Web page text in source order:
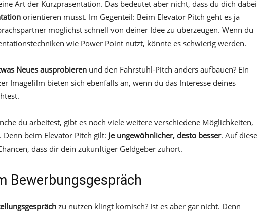
Art der Kurzpräsentation. Das bedeutet aber nicht, dass du dich dabei
orientieren musst. Im Gegenteil: Beim Elevator Pitch geht es ja
möglichst schnell von deiner Idee zu überzeugen. Wenn du
wie Power Point nutzt, könnte es schwierig werden.
Neues ausprobieren und den Fahrstuhl-Pitch anders aufbauen? Ein
Imagefilm bieten sich ebenfalls an, wenn du das Interesse deines
du arbeitest, gibt es noch viele weitere verschiedene Möglichkeiten,
beim Elevator Pitch gilt: Je ungewöhnlicher, desto besser. Auf diese
dass dir dein zukünftiger Geldgeber zuhört.
Bewerbungsgespräch
zu nutzen klingt komisch? Ist es aber gar nicht. Denn